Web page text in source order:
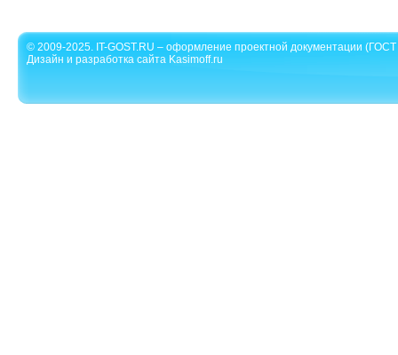
© 2009-2025. IT-GOST.RU – оформление проектной документации
Дизайн и разработка сайта Kasimoff.ru